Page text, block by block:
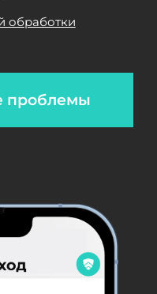
проблемы
обработки